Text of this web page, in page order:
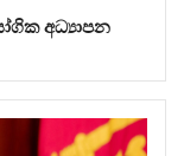
අධ්‍යාපන